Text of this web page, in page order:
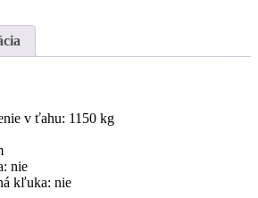
v ťahu: 1150 kg
nie
kľuka: nie